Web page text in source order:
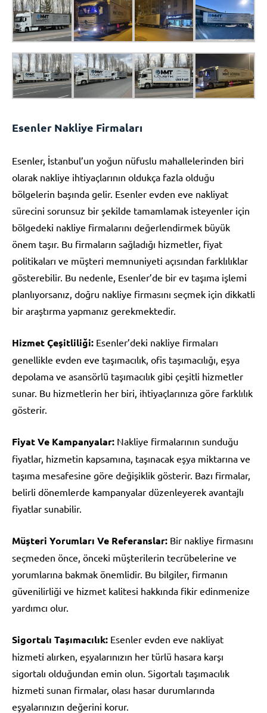
Esenler Nakliye Firmaları
Esenler, İstanbul’un yoğun nüfuslu mahallelerinden biri
olarak nakliye ihtiyaçlarının oldukça fazla olduğu
bölgelerin başında gelir. Esenler evden eve nakliyat
sürecini sorunsuz bir şekilde tamamlamak isteyenler için
bölgedeki nakliye firmalarını değerlendirmek büyük
önem taşır. Bu firmaların sağladığı hizmetler, fiyat
politikaları ve müşteri memnuniyeti açısından farklılıklar
gösterebilir. Bu nedenle, Esenler’de bir ev taşıma işlemi
planlıyorsanız, doğru nakliye firmasını seçmek için dikkatli
bir araştırma yapmanız gerekmektedir.
Hizmet Çeşitliliği: Esenler’deki nakliye firmaları
genellikle evden eve taşımacılık, ofis taşımacılığı, eşya
depolama ve asansörlü taşımacılık gibi çeşitli hizmetler
sunar. Bu hizmetlerin her biri, ihtiyaçlarınıza göre farklılık
gösterir.
Fiyat Ve Kampanyalar: Nakliye firmalarının sunduğu
fiyatlar, hizmetin kapsamına, taşınacak eşya miktarına ve
taşıma mesafesine göre değişiklik gösterir. Bazı firmalar,
belirli dönemlerde kampanyalar düzenleyerek avantajlı
fiyatlar sunabilir.
Müşteri Yorumları Ve Referanslar: Bir nakliye firmasını
seçmeden önce, önceki müşterilerin tecrübelerine ve
yorumlarına bakmak önemlidir. Bu bilgiler, firmanın
güvenilirliği ve hizmet kalitesi hakkında fikir edinmenize
yardımcı olur.
Sigortalı Taşımacılık: Esenler evden eve nakliyat
hizmeti alırken, eşyalarınızın her türlü hasara karşı
sigortalı olduğundan emin olun. Sigortalı taşımacılık
hizmeti sunan firmalar, olası hasar durumlarında
eşyalarınızın değerini korur.